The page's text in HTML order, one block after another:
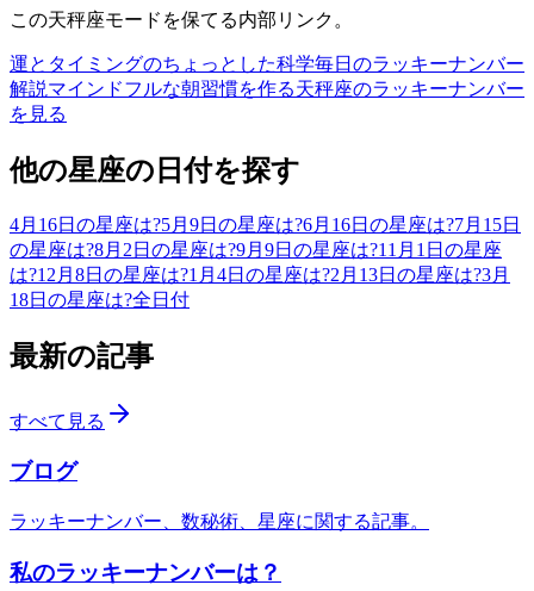
この天秤座モードを保てる内部リンク。
運とタイミングのちょっとした科学毎日のラッキーナンバー
解説マインドフルな朝習慣を作る天秤座のラッキーナンバー
を見る
他の星座の日付を探す
4月16日の星座は?5月9日の星座は?6月16日の星座は?7月15日
の星座は?8月2日の星座は?9月9日の星座は?11月1日の星座
は?12月8日の星座は?1月4日の星座は?2月13日の星座は?3月
18日の星座は?全日付
最新の記事
すべて見る
ブログ
ラッキーナンバー、数秘術、星座に関する記事。
私のラッキーナンバーは？